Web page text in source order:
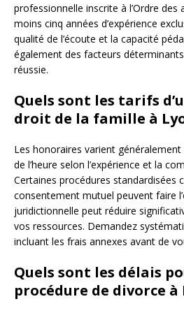
professionnelle inscrite à l’Ordre des
moins cinq années d’expérience
qualité de l’écoute et la capacité
également des facteurs
réussie.
Quels sont les tarifs
droit de la famille à
Les honoraires varient
de l’heure selon l’expérience et la
Certaines procédures standardisées
consentement mutuel peuvent faire
juridictionnelle peut réduire
vos ressources. Demandez
incluant les frais annexes avant de
Quels sont les délais
procédure de divorce à